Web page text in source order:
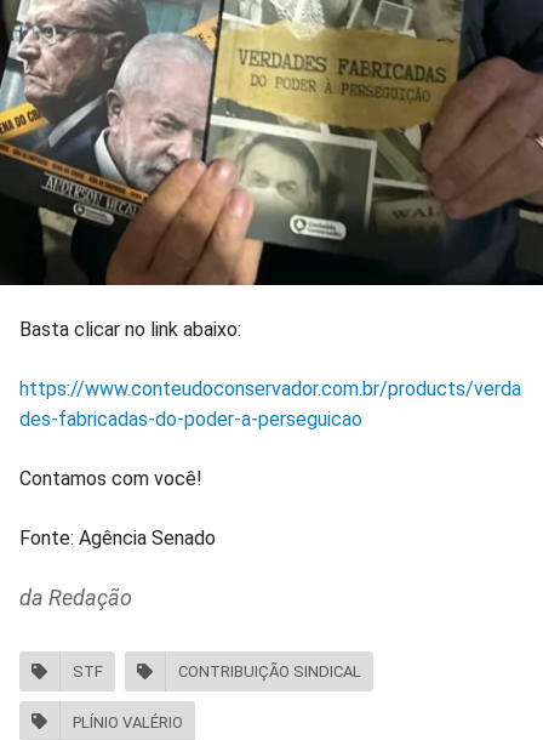
Basta clicar no link abaixo:
https://www.conteudoconservador.com.br/products/verda
des-fabricadas-do-poder-a-perseguicao
Contamos com você!
Fonte: Agência Senado
da Redação
STF CONTRIBUIÇÃO SINDICAL
PLÍNIO VALÉRIO